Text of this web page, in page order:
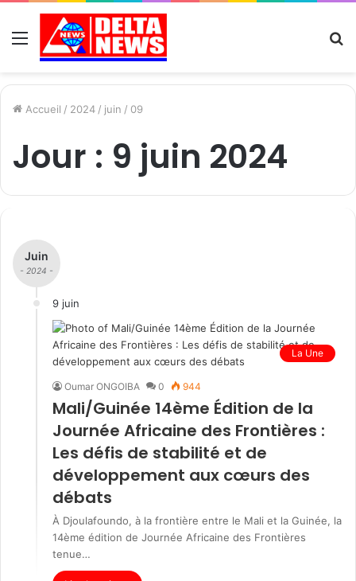
Menu
Accueil / 2024 / juin / 09
Jour : 9 juin 2024
Juin
- 2024 -
9 juin
La Une
Oumar ONGOIBA 0 944
Mali/Guinée 14ème Édition de la
Journée Africaine des Frontières :
Les défis de stabilité et de
développement aux cœurs des
débats
À Djoulafoundo, à la frontière entre le Mali et la Guinée, la
14ème édition de Journée Africaine des Frontières
tenue…